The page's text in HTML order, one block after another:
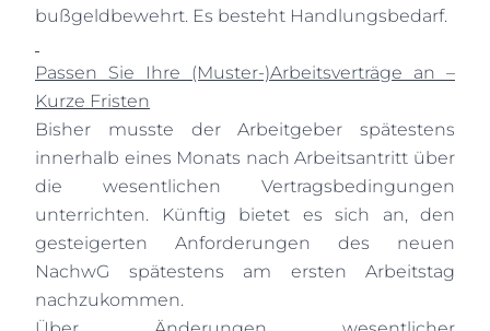
bußgeldbewehrt. Es besteht Handlungsbedarf.
Passen Sie Ihre (Muster-)Arbeitsverträge an –
Kurze Fristen
Bisher musste der Arbeitgeber spätestens
innerhalb eines Monats nach Arbeitsantritt über
die wesentlichen Vertragsbedingungen
unterrichten. Künftig bietet es sich an, den
gesteigerten Anforderungen des neuen
NachwG spätestens am ersten Arbeitstag
nachzukommen.